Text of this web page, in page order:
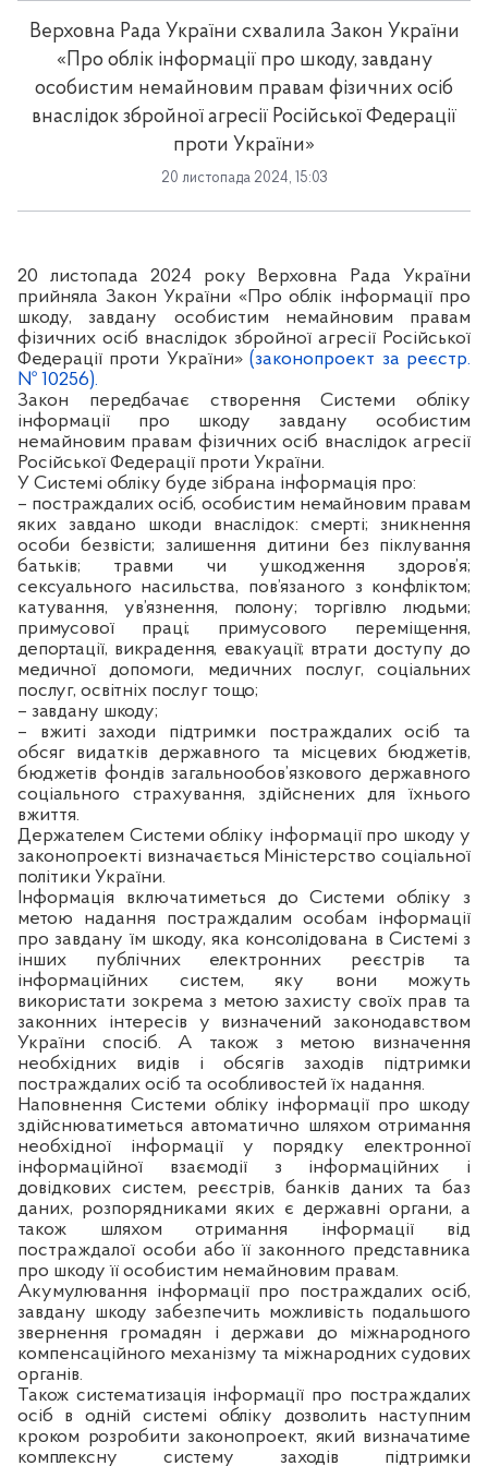
Верховна Рада України схвалила Закон України
«Про облік інформації про шкоду, завдану
особистим немайновим правам фізичних осіб
внаслідок збройної агресії Російської Федерації
проти України»
20 листопада 2024, 15:03
20 листопада 2024 року Верховна Рада України
прийняла Закон України «Про облік інформації про
шкоду, завдану особистим немайновим правам
фізичних осіб внаслідок збройної агресії Російської
Федерації проти України»(законопроект за реєстр.
№ 10256).
Закон передбачає створення Системи обліку
інформації про шкоду завдану особистим
немайновим правам фізичних осіб внаслідок агресії
Російської Федерації проти України.
У Системі обліку буде зібрана інформація про:
– постраждалих осіб, особистим немайновим правам
яких завдано шкоди внаслідок: смерті; зникнення
особи безвісти; залишення дитини без піклування
батьків; травми чи ушкодження здоров’я;
сексуального насильства, пов’язаного з конфліктом;
катування, ув’язнення, полону; торгівлю людьми;
примусової праці; примусового переміщення,
депортації, викрадення, евакуації; втрати доступу до
медичної допомоги, медичних послуг, соціальних
послуг, освітніх послуг тощо;
– завдану шкоду;
– вжиті заходи підтримки постраждалих осіб та
обсяг видатків державного та місцевих бюджетів,
бюджетів фондів загальнообов’язкового державного
соціального страхування, здійснених для їхнього
вжиття.
Держателем Системи обліку інформації про шкоду у
законопроекті визначається Міністерство соціальної
політики України.
Інформація включатиметься до Системи обліку з
метою
надання постраждалим особам інформації
про завдану їм шкоду, яка консолідована в Системі з
інших публічних електронних реєстрів та
інформаційних систем, яку вони можуть
використати зокрема з метою захисту своїх прав та
законних інтересів у визначений законодавством
України спосіб. А також з метою визначення
необхідних видів і обсягів заходів підтримки
постраждалих осіб та особливостей їх надання.
Наповнення Системи обліку інформації про шкоду
здійснюватиметься автоматично шляхом отримання
необхідної інформації у порядку електронної
інформаційної взаємодії з інформаційних і
довідкових систем, реєстрів, банків даних та баз
даних, розпорядниками яких є державні органи, а
також шляхом отримання інформації від
постраждалої особи або її законного представника
про шкоду її особистим немайновим правам.
Акумулювання інформації про постраждалих осіб,
завдану шкоду забезпечить можливість подальшого
звернення громадян і держави до міжнародного
компенсаційного механізму та міжнародних судових
органів.
Також систематизація інформації про постраждалих
осіб в одній системі обліку дозволить наступним
кроком розробити законопроект, який визначатиме
комплексну систему заходів підтримки